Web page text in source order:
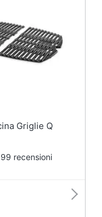
99 recensioni